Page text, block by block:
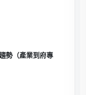
勢（產業到府專